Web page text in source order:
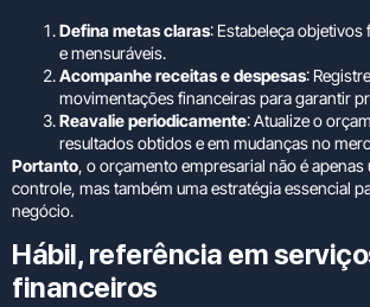
Defina metas claras: Estabeleça
e mensuráveis.
Acompanhe receitas e despesas:
movimentações financeiras para garantir
Reavalie periodicamente: Atualize o
resultados obtidos e em mudanças no
Portanto, o orçamento empresarial não é apenas
controle, mas também uma estratégia essencial
negócio.
Hábil, referência em
financeiros